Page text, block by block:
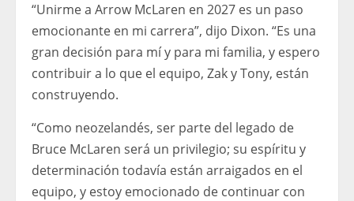
“Unirme a Arrow McLaren en 2027 es un paso
emocionante en mi carrera”, dijo Dixon. “Es una
gran decisión para mí y para mi familia, y espero
contribuir a lo que el equipo, Zak y Tony, están
construyendo.
“Como neozelandés, ser parte del legado de
Bruce McLaren será un privilegio; su espíritu y
determinación todavía están arraigados en el
equipo, y estoy emocionado de continuar con